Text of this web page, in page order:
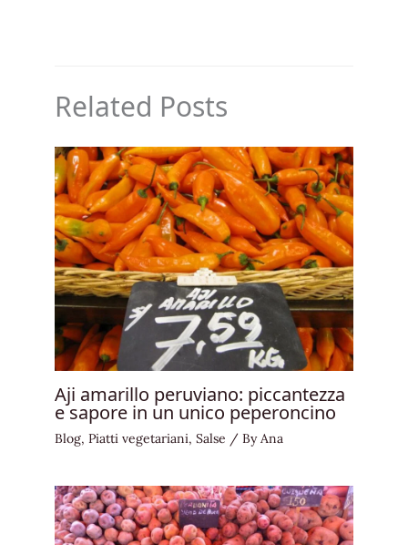
Related Posts
Aji amarillo peruviano: piccantezza
e sapore in un unico peperoncino
Blog, Piatti vegetariani, Salse / ByAna